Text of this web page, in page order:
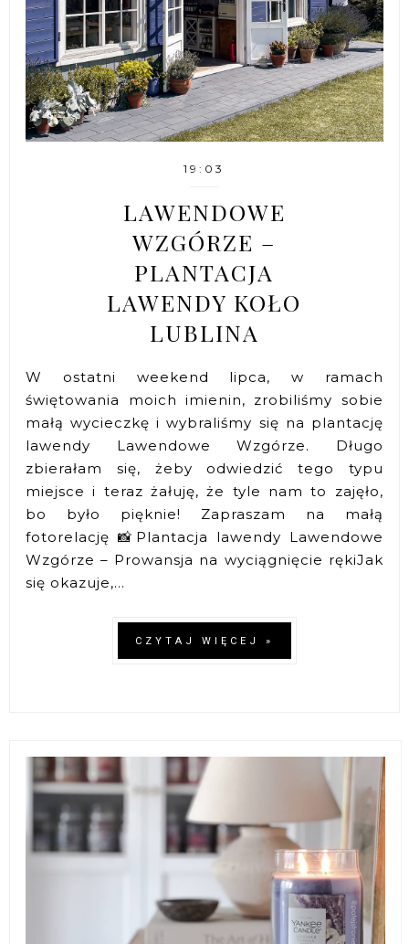
19:03
LAWENDOWE
WZGÓRZE –
PLANTACJA
LAWENDY KOŁO
LUBLINA
W ostatni weekend lipca, w ramach
świętowania moich imienin, zrobiliśmy sobie
małą wycieczkę i wybraliśmy się na plantację
lawendy Lawendowe Wzgórze. Długo
zbierałam się, żeby odwiedzić tego typu
miejsce i teraz żałuję, że tyle nam to zajęło,
bo było pięknie! Zapraszam na małą
fotorelację 📸Plantacja lawendy Lawendowe
Wzgórze – Prowansja na wyciągnięcie rękiJak
się okazuje,...
CZYTAJ WIĘCEJ »